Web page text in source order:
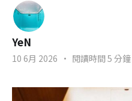
YeN
10 6月 2026 • 閱讀時間 5 分鐘